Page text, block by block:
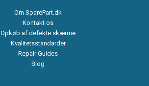
Om SparePart.dk
Kontakt os
Opkøb af defekte skærme
Kvalitetsstandarder
Repair Guides
Blog